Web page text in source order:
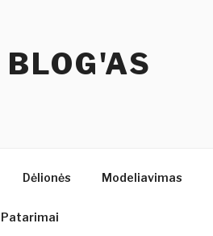
Dėlionės Modeliavimas
Patarimai